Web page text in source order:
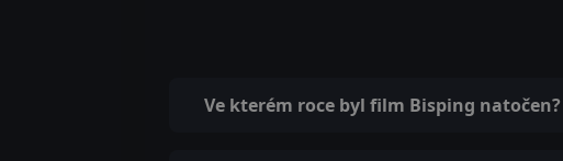
Ve kterém roce byl film Bisping natočen?